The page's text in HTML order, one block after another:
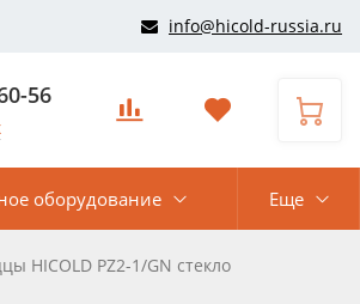
info@hicold-russia.ru
56
оборудование Еще
HICOLD PZ2-1/GN стекло